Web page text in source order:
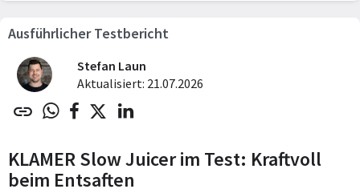
Ausführlicher Testbericht
Stefan Laun
Aktualisiert: 21.07.2026
KLAMER Slow Juicer im Test: Kraftvoll
beim Entsaften